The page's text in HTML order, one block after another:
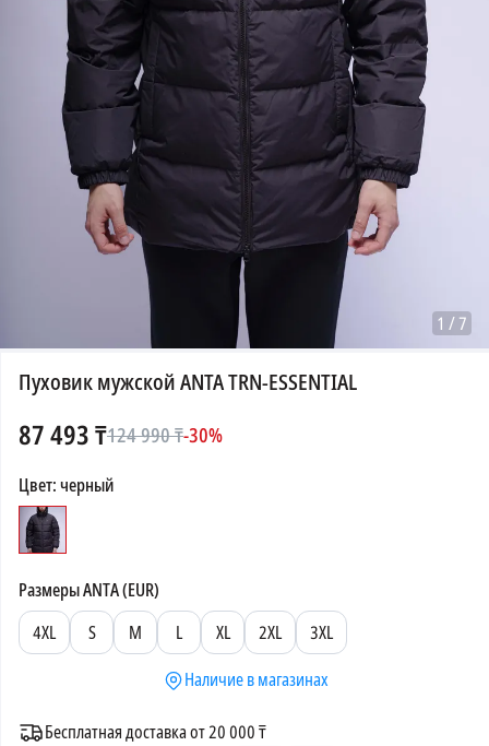
1 /7
Пуховик мужской ANTA TRN-ESSENTIAL
87 493₸124 990₸-30%
Цвет:черный
РазмерыANTA (EUR)
4XL
S M L XL 2XL
3XL
Наличие в магазинах
Бесплатная доставка от 20 000 ₸